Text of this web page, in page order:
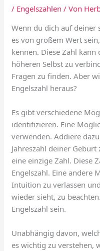
/ Engelszahlen / Von
Wenn du dich auf deiner
es von großem Wert
kennen. Diese Zahl
höheren Selbst zu
Fragen zu finden. Aber
Engelszahl heraus?
Es gibt verschiedene
identifizieren. Eine
verwenden. Addiere
Jahreszahl deiner
eine einzige Zahl. Diese
Engelszahl. Eine andere
Intuition zu verlassen
wieder sieht, zu
Engelszahl sein.
Unabhängig davon,
es wichtig zu verstehen,